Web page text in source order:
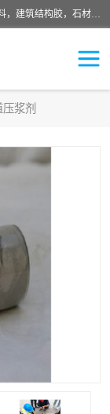
西安伊顿建材有限公司主营产品：CGM高强无收缩灌浆料，建筑结构胶，石材粘合剂，柔性防水材料，环氧修补砂浆等在各个行业得到了客户认可。
浆剂